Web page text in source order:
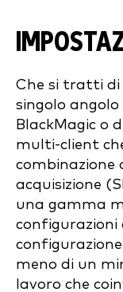
Che si tratti di
singolo
BlackMagic o
multi-client
combinazione
acquisizione
una gamma
configurazioni
meno di un
lavoro che